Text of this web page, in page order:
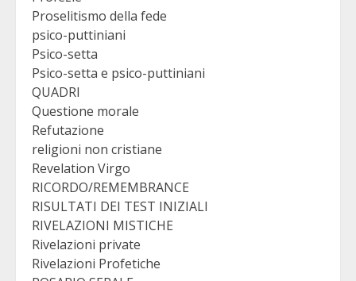
Proselitismo della fede
psico-puttiniani
Psico-setta
Psico-setta e psico-puttiniani
QUADRI
Questione morale
Refutazione
religioni non cristiane
Revelation Virgo
RICORDO/REMEMBRANCE
RISULTATI DEI TEST INIZIALI
RIVELAZIONI MISTICHE
Rivelazioni private
Rivelazioni Profetiche